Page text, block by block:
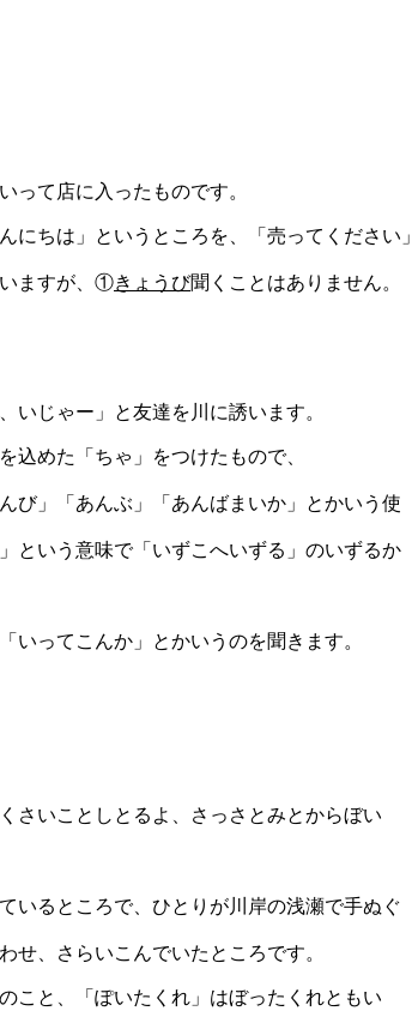
て店に入ったものです。
にちは」というところを、「売ってください」
いますが、①きょうび聞くことはありません。
いじゃー」と友達を川に誘い ます。
込めた「ちゃ」をつけたもので、
び」「あんぶ」「あんばまいか」とかいう使
という意味で「いずこへいずる」のいずるか
いってこんか」とかいうのを聞き ます。
さいことしとるよ、さっさとみとからぼい
いるところで、 ひとりが川岸の浅瀬で手ぬぐ
せ、さらいこんでいたところです。
こと、「ぽいたくれ」はぼった くれともい